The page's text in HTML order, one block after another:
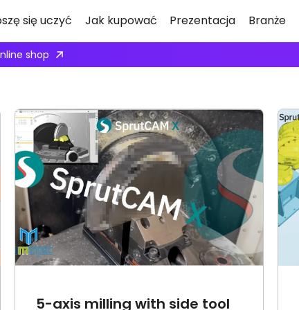
się uczyć Jak kupować Prezentacja Branże
shop
5-axis milling with side tool
SprutCAM X Robot – the
Software Used by Villeroy &
Boch
Powered by SprutCAM X